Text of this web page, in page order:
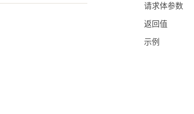
请求体参数
返回值
示例